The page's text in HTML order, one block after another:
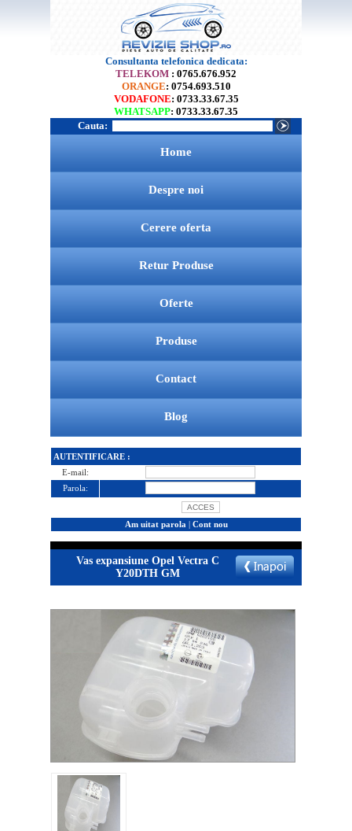
Consultanta telefonica dedicata:
TELEKOM : 0765.676.952
ORANGE: 0754.693.510
VODAFONE: 0733.33.67.35
WHATSAPP: 0733.33.67.35
Cauta:
Home
Despre noi
Cerere oferta
Retur Produse
Oferte
Produse
Contact
Blog
AUTENTIFICARE :
E-mail:
Parola:
Am uitat parola | Cont nou
Vas expansiune Opel Vectra C
Y20DTH GM